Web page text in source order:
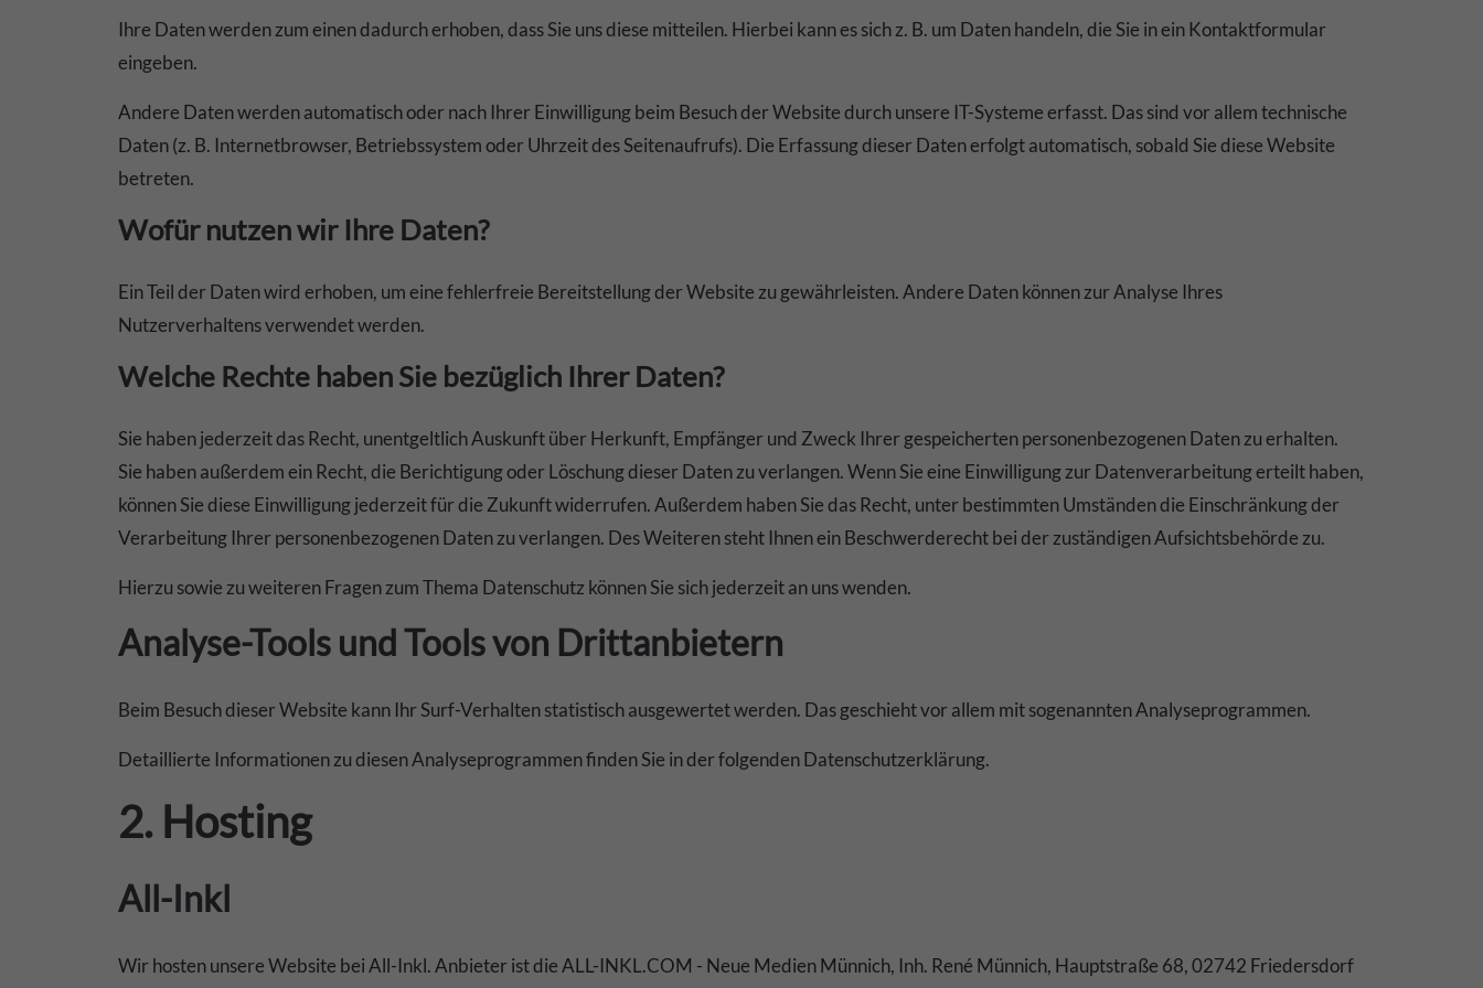
Ihre Daten werden zum einen dadurch erhoben, dass Sie uns diese mitteilen. Hierbei kann es sich z. B. um Daten handeln, die Sie in ein Kontaktformular
eingeben.
Andere Daten werden automatisch oder nach Ihrer Einwilligung beim Besuch der Website durch unsere IT-Systeme erfasst. Das sind vor allem technische
Daten (z. B. Internetbrowser, Betriebssystem oder Uhrzeit des Seitenaufrufs). Die Erfassung dieser Daten erfolgt automatisch, sobald Sie diese Website
betreten.
Wofür nutzen wir Ihre Daten?
Ein Teil der Daten wird erhoben, um eine fehlerfreie Bereitstellung der Website zu gewährleisten. Andere Daten können zur Analyse Ihres
Nutzerverhaltens verwendet werden.
Welche Rechte haben Sie bezüglich Ihrer Daten?
Sie haben jederzeit das Recht, unentgeltlich Auskunft über Herkunft, Empfänger und Zweck Ihrer gespeicherten personenbezogenen Daten zu erhalten.
Sie haben außerdem ein Recht, die Berichtigung oder Löschung dieser Daten zu verlangen. Wenn Sie eine Einwilligung zur Datenverarbeitung erteilt haben,
können Sie diese Einwilligung jederzeit für die Zukunft widerrufen. Außerdem haben Sie das Recht, unter bestimmten Umständen die Einschränkung der
Verarbeitung Ihrer personenbezogenen Daten zu verlangen. Des Weiteren steht Ihnen ein Beschwerderecht bei der zuständigen Aufsichtsbehörde zu.
Hierzu sowie zu weiteren Fragen zum Thema Datenschutz können Sie sich jederzeit an uns wenden.
Analyse-Tools und Tools von Dritt­anbietern
Beim Besuch dieser Website kann Ihr Surf-Verhalten statistisch ausgewertet werden. Das geschieht vor allem mit sogenannten Analyseprogrammen.
Detaillierte Informationen zu diesen Analyseprogrammen finden Sie in der folgenden Datenschutzerklärung.
2. Hosting
All-Inkl
Wir hosten unsere Website bei All-Inkl. Anbieter ist die ALL-INKL.COM - Neue Medien Münnich, Inh. René Münnich, Hauptstraße 68, 02742 Friedersdorf